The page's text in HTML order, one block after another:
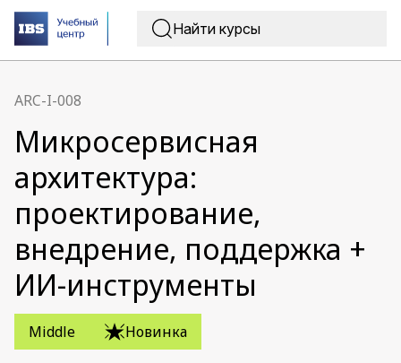
ARC-I-008
Микросервисная
архитектура:
проектирование,
внедрение, поддержка +
ИИ-инструменты
Middle Новинка